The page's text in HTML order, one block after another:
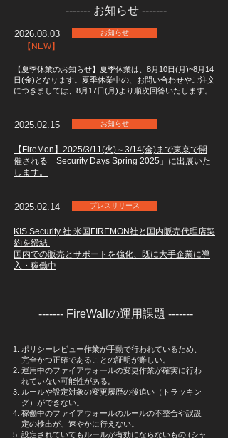
------- ​お知らせ -------
2026.08.03
​ 【NEW】
お知らせ
【夏季休業のお知らせ】夏季休業は、8月10日(月)~8月14
日(金)となります。夏季休業中の、お問い合わせやご注文
につきましては、8月17日(月)より順次回答いたします。
2025.02.15 お知らせ
【FireMon】2025/3/11(火)～3/14(金)まで東京で開
催される「Security Days Spring 2025」に出展いた
します。
2025.02.14 プレスリリース
KIS Security 社 米国FIREMON社と国内販売代理店契
約を締結
国内での販売とサポートを強化、既に大手企業に導
入・稼働中
------- ​FireWallの運用課題 -------
ポリシーレビュー作業が手動で行われているため、
完全かつ正確であることの証明が難しい。
運用中のファイアウォールの変更作業が確実に行わ
れていない可能性がある。
ルールや設定対象の変更履歴の後追い（トラッキン
グ）ができない。
稼働中のファイアウォールのルールの不整合や誤設
定の検出が、速やかに行えない。
設定されていてもルールが有効にならないもの (シャ